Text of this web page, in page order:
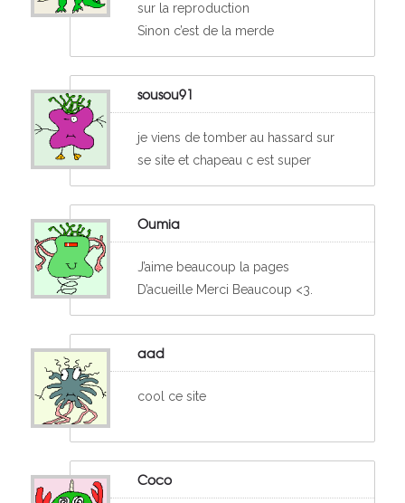
sur la reproduction
Sinon c’est de la merde
sousou91
je viens de tomber au hassard sur
se site et chapeau c est super
Oumia
J’aime beaucoup la pages
D’acueille Merci Beaucoup <3.
aad
cool ce site
Coco